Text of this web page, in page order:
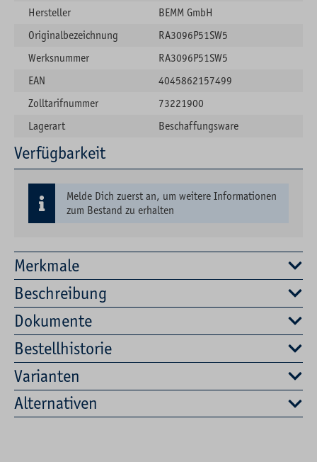
Merkmale
Beschreibung
Dokumente
Bestellhistorie
Varianten
Alternativen
Hersteller
BEMM GmbH
Originalbezeichnung
RA3096P51SW5
Werksnummer
RA3096P51SW5
EAN
4045862157499
Zolltarifnummer
73221900
Lagerart
Beschaffungsware
Verfügbarkeit
Melde Dich zuerst an, um weitere Informationen
zum Bestand zu erhalten